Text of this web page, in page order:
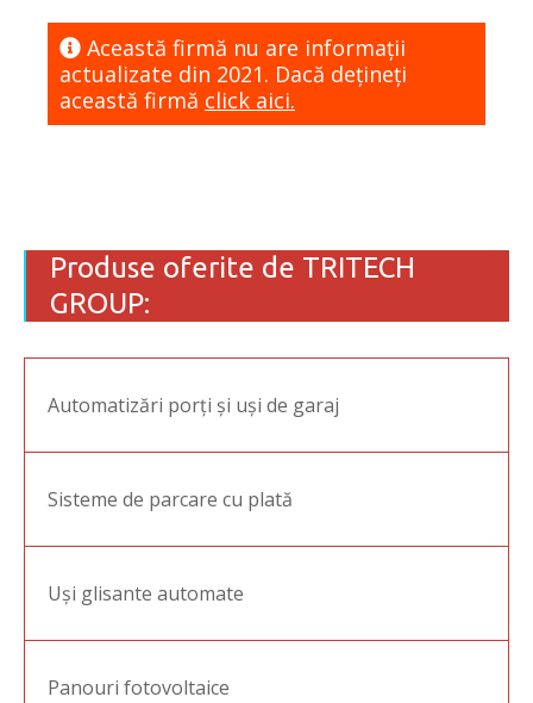
Această firmă nu are informaţii
actualizate din 2021. Dacă dețineți
această firmă click aici.
Produse oferite de TRITECH
GROUP:
Automatizări porți și uși de garaj
Sisteme de parcare cu plată
Uși glisante automate
Panouri fotovoltaice